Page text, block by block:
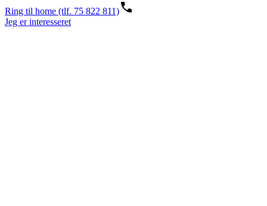
Ring til home (tlf. 75 822 811)
Jeg er interesseret